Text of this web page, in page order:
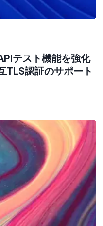
テスト機能を強化
TLS認証のサポート